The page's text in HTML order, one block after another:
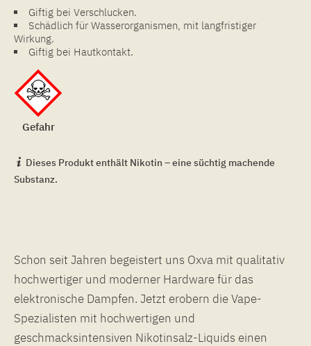
Giftig bei Verschlucken.
Schädlich für Wasserorganismen, mit langfristiger
Wirkung.
Giftig bei Hautkontakt.
Gefahr
Dieses Produkt enthält Nikotin – eine süchtig machende
Substanz.
Schon seit Jahren begeistert uns Oxva mit qualitativ
hochwertiger und moderner Hardware für das
elektronische Dampfen. Jetzt erobern die Vape-
Spezialisten mit hochwertigen und
geschmacksintensiven Nikotinsalz-Liquids einen